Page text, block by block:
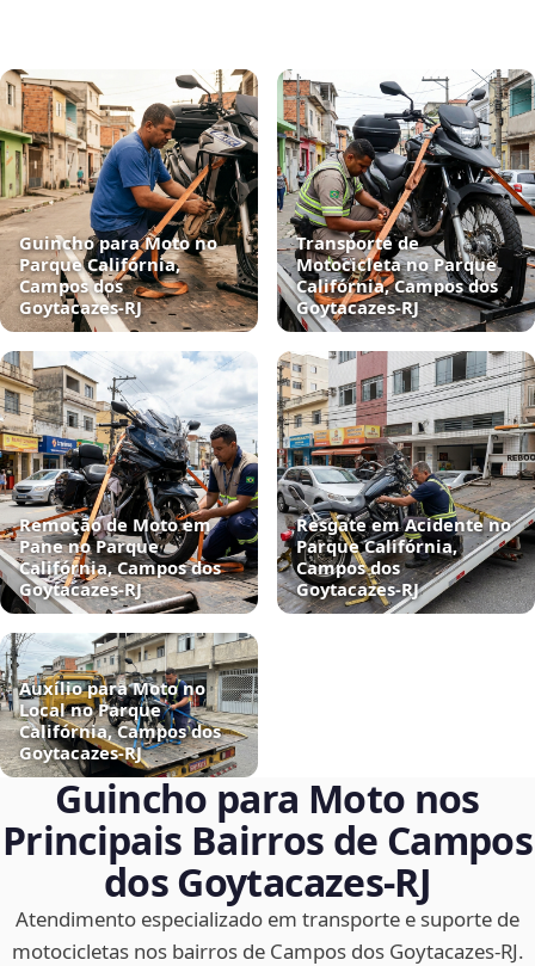
Guincho para Moto no
Parque Califórnia,
Campos dos
Goytacazes‑RJ
Transporte de
Motocicleta no Parque
Califórnia, Campos dos
Goytacazes‑RJ
Remoção de Moto em
Pane no Parque
Califórnia, Campos dos
Goytacazes‑RJ
Resgate em Acidente no
Parque Califórnia,
Campos dos
Goytacazes‑RJ
Auxílio para Moto no
Local no Parque
Califórnia, Campos dos
Goytacazes‑RJ
Guincho para Moto nos
Principais Bairros de Campos
dos Goytacazes‑RJ
Atendimento especializado em transporte e suporte de
motocicletas nos bairros de Campos dos Goytacazes‑RJ.